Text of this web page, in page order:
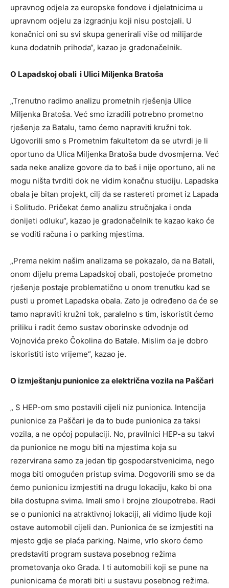
upravnog odjela za europske fondove i djelatnicima u
upravnom odjelu za izgradnju koji nisu postojali. U
konačnici oni su svi skupa generirali više od milijarde
kuna dodatnih prihoda“, kazao je gradonačelnik.
O Lapadskoj obali i Ulici Miljenka Bratoša
„Trenutno radimo analizu prometnih rješenja Ulice
Miljenka Bratoša. Već smo izradili potrebno prometno
rješenje za Batalu, tamo ćemo napraviti kružni tok.
Ugovorili smo s Prometnim fakultetom da se utvrdi je li
oportuno da Ulica Miljenka Bratoša bude dvosmjerna. Već
sada neke analize govore da to baš i nije oportuno, ali ne
mogu ništa tvrditi dok ne vidim konačnu studiju. Lapadska
obala je bitan projekt, cilj da se rastereti promet iz Lapada
i Solitudo. Pričekat ćemo analizu stručnjaka i onda
donijeti odluku“, kazao je gradonačelnik te kazao kako će
se voditi računa i o parking mjestima.
„Prema nekim našim analizama se pokazalo, da na Batali,
onom dijelu prema Lapadskoj obali, postojeće prometno
rješenje postaje problematično u onom trenutku kad se
pusti u promet Lapadska obala. Zato je određeno da će se
tamo napraviti kružni tok, paralelno s tim, iskoristit ćemo
priliku i radit ćemo sustav oborinske odvodnje od
Vojnovića preko Čokolina do Batale. Mislim da je dobro
iskoristiti isto vrijeme“, kazao je.
O izmještanju punionice za električna vozila na Paščari
„ S HEP-om smo postavili cijeli niz punionica. Intencija
punionice za Paščari je da to bude punionica za taksi
vozila, a ne općoj populaciji. No, pravilnici HEP-a su takvi
da punionice ne mogu biti na mjestima koja su
rezervirana samo za jedan tip gospodarstvenicima, nego
moga biti omogućen pristup svima. Dogovorili smo se da
ćemo punionicu izmjestiti na drugu lokaciju, kako bi ona
bila dostupna svima. Imali smo i brojne zloupotrebe. Radi
se o punionici na atraktivnoj lokaciji, ali vidimo ljude koji
ostave automobil cijeli dan. Punionica će se izmjestiti na
mjesto gdje se plaća parking. Naime, vrlo skoro ćemo
predstaviti program sustava posebnog režima
prometovanja oko Grada. I ti automobili koji se pune na
punionicama će morati biti u sustavu posebnog režima.